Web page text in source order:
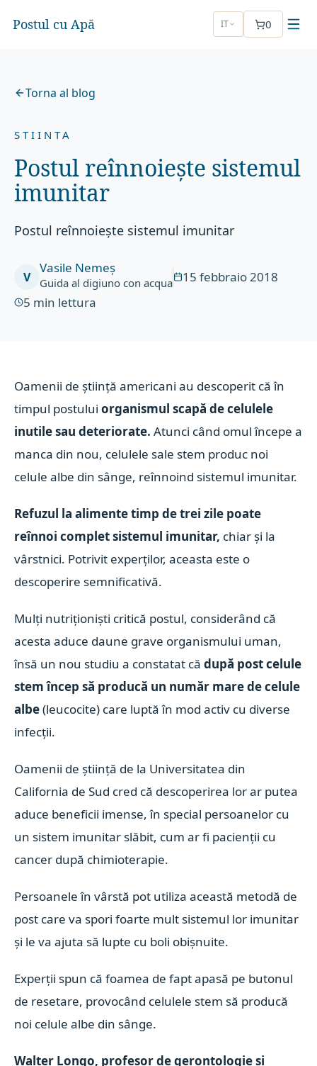
Postul cu Apă IT 0
Torna al blog
STIINTA
Postul reînnoiește sistemul
imunitar
Postul reînnoiește sistemul imunitar
V
Vasile Nemeș
Guida al digiuno con acqua
15 febbraio 2018
5 min lettura
Oamenii de știință americani au descoperit că în
timpul postuluiorganismul scapă de celulele
inutile sau deteriorate. Atunci când omul începe a
manca din nou, celulele sale stem produc noi
celule albe din sânge, reînnoind sistemul imunitar.
Refuzul la alimente timp de trei zile poate
reînnoi complet sistemul imunitar, chiar și la
vârstnici. Potrivit experților, aceasta este o
descoperire semnificativă.
Mulți nutriționiști critică postul, considerând că
acesta aduce daune grave organismului uman,
însă un nou studiu a constatat că după post celule
stem încep să producă un număr mare de celule
albe(leucocite) care luptă în mod activ cu diverse
infecții.
Oamenii de știință de la Universitatea din
California de Sud cred că descoperirea lor ar putea
aduce beneficii imense, în special persoanelor cu
un sistem imunitar slăbit, cum ar fi pacienții cu
cancer după chimioterapie.
Persoanele în vârstă pot utiliza această metodă de
post care va spori foarte mult sistemul lor imunitar
și le va ajuta să lupte cu boli obișnuite.
Experții spun că foamea de fapt apasă pe butonul
de resetare, provocând celulele stem să producă
noi celule albe din sânge.
Walter Longo, profesor de gerontologie și